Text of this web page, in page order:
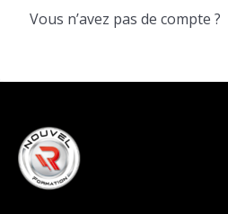
Vous n’avez pas de compte ?